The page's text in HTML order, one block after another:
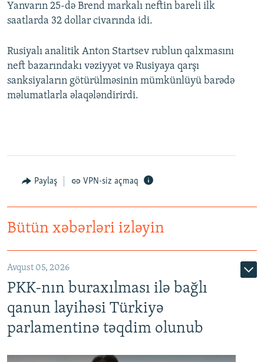
Yanvarın 25-də Brend markalı neftin bareli ilk
saatlarda 32 dollar civarında idi.
Rusiyalı analitik Anton Startsev rublun qalxmasını
neft bazarındakı vəziyyət və Rusiyaya qarşı
sanksiyaların götürülməsinin mümkünlüyü barədə
məlumatlarla əlaqələndirirdi.
Paylaş VPN-siz açmaq
Bütün xəbərləri izləyin
Avqust 05, 2026
PKK-nın buraxılması ilə bağlı
qanun layihəsi Türkiyə
parlamentinə təqdim olunub